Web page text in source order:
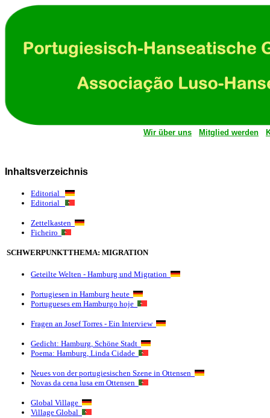
Wir über uns Mitglied werden
Inhaltsverzeichnis
Editorial
Editorial
Zettelkasten
Ficheiro
SCHWERPUNKTTHEMA: MIGRATION
Geteilte Welten - Hamburg und Migration
Portugiesen in Hamburg heute
Portugueses em Hamburgo hoje
Fragen an Josef Torres - Ein Interview
Gedicht: Hamburg, Schöne Stadt
Poema: Hamburg, Linda Cidade
Neues von der portugiesischen Szene in Ottensen
Novas da cena lusa em Ottensen
Global Village
Village Global